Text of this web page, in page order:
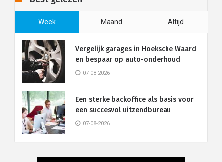
Week Maand Altijd
Vergelijk garages in Hoeksche Waard
en bespaar op auto-onderhoud
07-08-2026
Een sterke backoffice als basis voor
een succesvol uitzendbureau
07-08-2026